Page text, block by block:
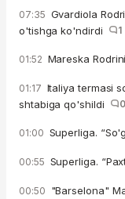
07:35 Gvardiola
o'tishga ko'ndirdi
1
01:52 Mareska
01:17 Italiya termasi
shtabiga qo'shildi
0
01:00 Superliga.
00:55 Superliga.
00:50 "Barselona"